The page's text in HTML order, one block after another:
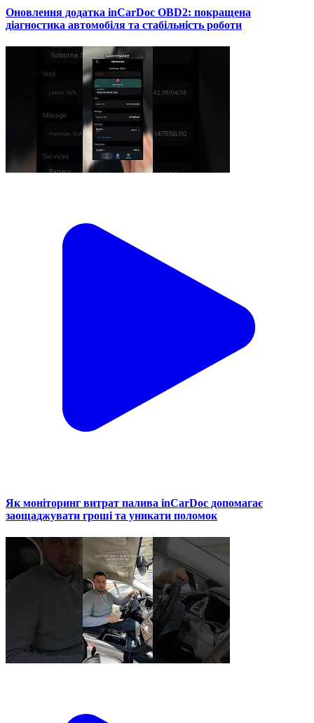
Оновлення додатка inCarDoc OBD2: покращена
діагностика автомобіля та стабільність роботи
Як моніторинг витрат палива inCarDoc допомагає
заощаджувати гроші та уникати поломок